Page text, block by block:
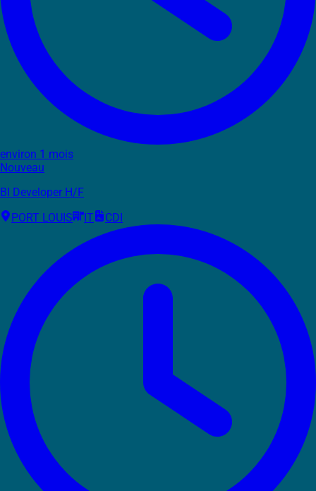
environ 1 mois
Nouveau
BI Developer H/F
PORT LOUIS
IT CDI